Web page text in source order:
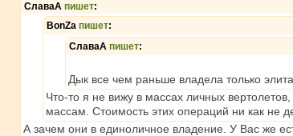
СлаваА пишет:
BonZa пишет:
СлаваА пишет:
Дык все чем раньше владела только
Что-то я не вижу в массах личных
массам. Стоимость этих операций ни как не
А зачем они в единоличное владение. У Вас же